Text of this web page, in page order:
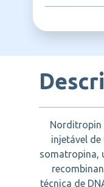
Deficiência
adulta por
trauma
(epífises
qualquer
você.
Função
Norditropin
injetável
somatropina,
técnica de